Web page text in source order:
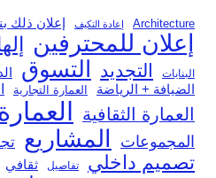
Architecture إعادة التكيف إعلان ذلك
إعلان للمحترفين
البنايات التجديد التسوق
الضيافة + الرياضة العمارة التجارية
العمارة الثقافية
المجموعات المشاريع
تصميم داخلي تفاصيل ثقافي